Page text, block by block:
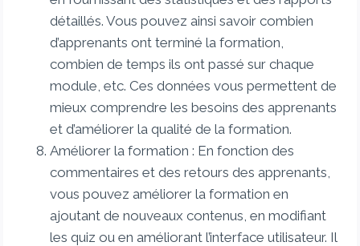
détaillés. Vous pouvez ainsi savoir combien
d’apprenants ont terminé la formation,
combien de temps ils ont passé sur chaque
module, etc. Ces données vous permettent de
mieux comprendre les besoins des apprenants
et d’améliorer la qualité de la formation.
Améliorer la formation : En fonction des
commentaires et des retours des apprenants,
vous pouvez améliorer la formation en
ajoutant de nouveaux contenus, en modifiant
les quiz ou en améliorant l’interface utilisateur. Il